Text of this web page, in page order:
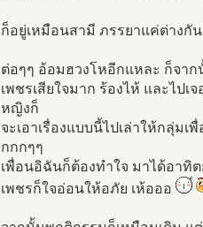
ก็อยู่เหมือนสามี ภรรยาแค่ต่าง
ต่อๆๆ อ้อมฮวงโหอีกแหละ ก็จาก
เพชรเสียใจมาก ร้องไห้ และไป
หญิงก็
จะเอาเรื่องแบบนี้ไปเล่าให้กลุ่ม
กกกๆๆ
เพื่อนอิฉันก็ต้องทำใจ มาได้อาทิ
เพชรก็ใจอ่อนให้อภัย เห้อออ